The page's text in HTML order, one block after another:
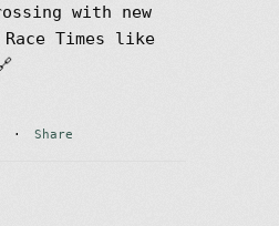
with new
Race Times like
· Share